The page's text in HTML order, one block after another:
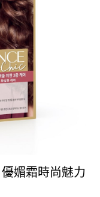
優媚霜時尚魅力